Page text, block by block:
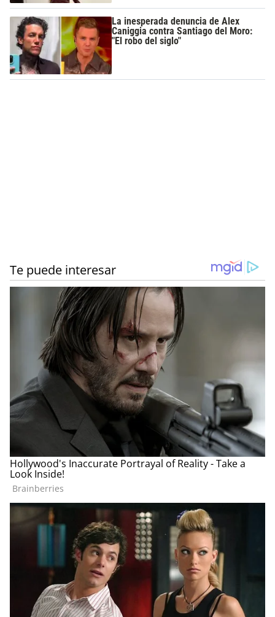
La inesperada denuncia de Alex
Caniggia contra Santiago del Moro:
"El robo del siglo"